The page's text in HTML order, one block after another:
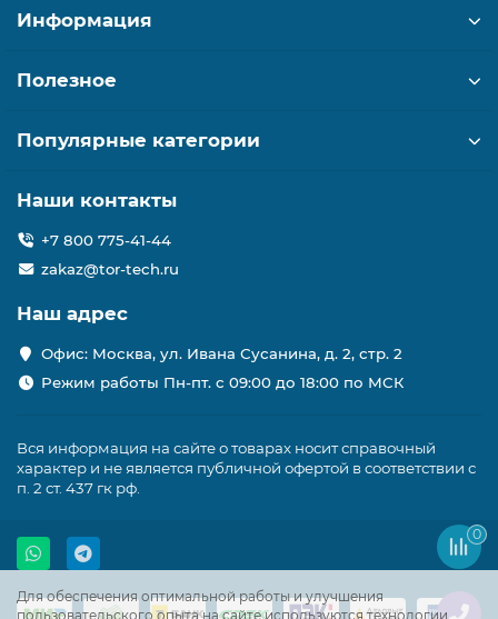
Для обеспечения оптимальной работы и улучшения
пользовательского опыта на сайте используются технологии
Информация
Полезное
Популярные категории
Наши контакты
+7 800 775-41-44
zakaz@tor-tech.ru
Наш адрес
Офис: Москва, ул. Ивана Сусанина, д. 2, стр. 2
Режим работы Пн-пт. с 09:00 до 18:00 по МСК
Вся информация на сайте о товарах носит справочный
характер и не является публичной офертой в соответствии с
п. 2 ст. 437 гк рф.
0